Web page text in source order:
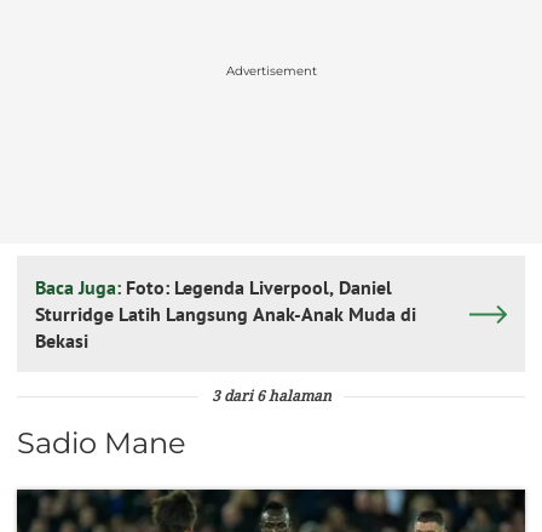
Advertisement
Baca Juga: Foto: Legenda Liverpool, Daniel
Sturridge Latih Langsung Anak-Anak Muda di
Bekasi
3 dari 6 halaman
Sadio Mane